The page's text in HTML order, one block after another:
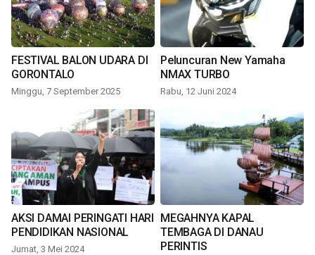
FESTIVAL BALON UDARA DI
GORONTALO
Minggu, 7 September 2025
Peluncuran New Yamaha
NMAX TURBO
Rabu, 12 Juni 2024
AKSI DAMAI PERINGATI HARI
PENDIDIKAN NASIONAL
Jumat, 3 Mei 2024
MEGAHNYA KAPAL
TEMBAGA DI DANAU
PERINTIS